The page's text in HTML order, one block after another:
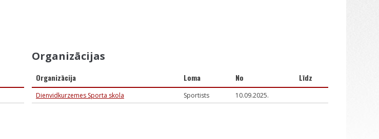
Organizācijas
Organizācija Loma No Līdz
Dienvidkurzemes Sporta skola Sportists 10.09.2025.